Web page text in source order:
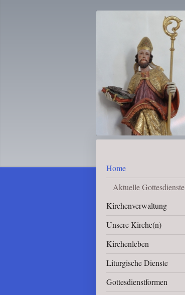
Home
Aktuelle Gottesdienste
Kirchenverwaltung
Unsere Kirche(n)
Kirchenleben
Liturgische Dienste
Gottesdienstformen